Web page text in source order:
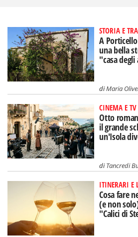
STORIA E
A
una bella
"casa
diMaria
CINEMA E TV
Otto
il grande
un'Isola
diTancredi
ITINERARI E
Cosa fare
(e non
"Calici di